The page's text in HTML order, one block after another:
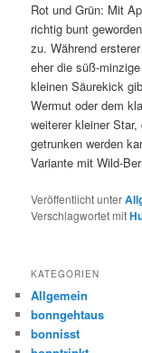
Rot und Grün: Mit
richtig bunt
zu. Während
eher die süß-
kleinen Säurekick
Wermut oder dem
weiterer kleiner
getrunken werden
Variante mit Wild-
Veröffentlicht unter
Verschlagwortet mit
KATEGORIEN
Allgemein
bonngehtaus
bonnisst